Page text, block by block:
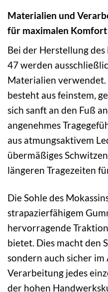
Materialien und
für maximalen Komfort
Bei der Herstellung
47 werden
Materialien
besteht aus feinstem,
sich sanft an den Fuß
angenehmes
aus atmungsaktivem
übermäßiges
längeren Tragezeiten
Die Sohle des
strapazierfähigem
hervorragende
bietet. Dies macht den
sondern auch sicher
Verarbeitung jedes
der hohen